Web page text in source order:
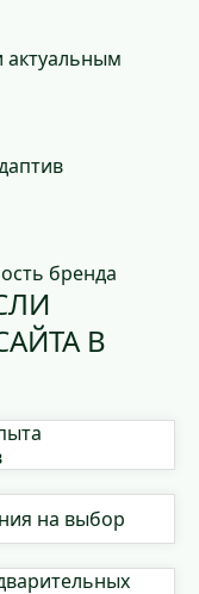
актуальным
бренда
В
на выбор